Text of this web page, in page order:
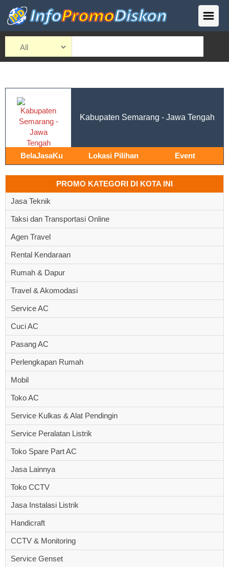
Kabupaten Semarang - Jawa Tengah
BelaJasaKu Lokasi Pilihan Event
PROMO KATEGORI DI KOTA INI
Jasa Teknik
Taksi dan Transportasi Online
Agen Travel
Rental Kendaraan
Rumah & Dapur
Travel & Akomodasi
Service AC
Cuci AC
Pasang AC
Perlengkapan Rumah
Mobil
Toko AC
Service Kulkas & Alat Pendingin
Service Peralatan Listrik
Toko Spare Part AC
Jasa Lainnya
Toko CCTV
Jasa Instalasi Listrik
Handicraft
CCTV & Monitoring
Service Genset